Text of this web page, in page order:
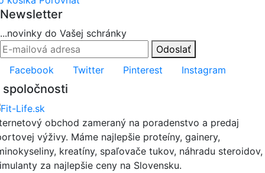
Newsletter
...novinky do Vašej schránky
Odoslať
Facebook
Twitter Pinterest Instagram
spoločnosti
obchod zameraný na poradenstvo a predaj
výživy. Máme najlepšie proteíny, gainery,
kreatíny, spaľovače tukov, náhradu steroidov,
za najlepšie ceny na Slovensku.